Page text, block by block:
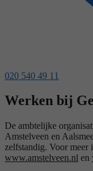
020 540 49 11
Werken bij
De ambtelijke
Amstelveen en
zelfstandig. Voor meer
www.amstelveen.nl en